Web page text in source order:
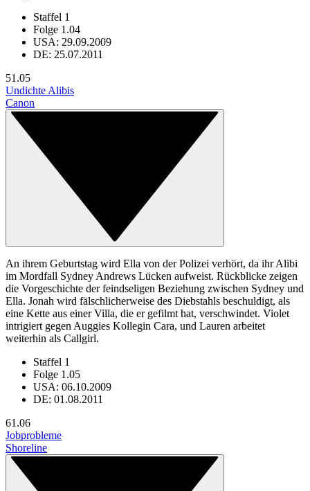
Staffel 1
Folge 1.04
USA: 29.09.2009
DE: 25.07.2011
51.05
Undichte Alibis
Canon
An ihrem Geburtstag wird Ella von der Polizei verhört, da ihr Alibi
im Mordfall Sydney Andrews Lücken aufweist. Rückblicke zeigen
die Vorgeschichte der feindseligen Beziehung zwischen Sydney und
Ella. Jonah wird fälschlicherweise des Diebstahls beschuldigt, als
eine Kette aus einer Villa, die er gefilmt hat, verschwindet. Violet
intrigiert gegen Auggies Kollegin Cara, und Lauren arbeitet
weiterhin als Callgirl.
Staffel 1
Folge 1.05
USA: 06.10.2009
DE: 01.08.2011
61.06
Jobprobleme
Shoreline